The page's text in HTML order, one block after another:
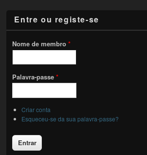
Entre ou registe-se
Nome de membro*
Palavra-passe*
Criar conta
Esqueceu-se da sua palavra-passe?